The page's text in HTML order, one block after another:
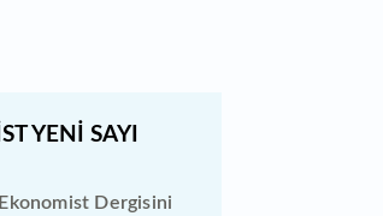
Ekonomist Dergisini